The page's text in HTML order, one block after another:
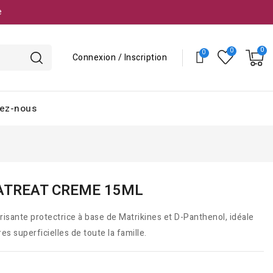
Connexion / Inscription
nous
CREME 15ML
protectrice à base de Matrikines et D-Panthenol, idéale
superficielles de toute la famille.